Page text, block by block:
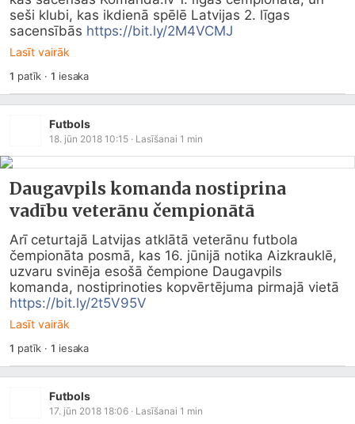
seši klubi, kas ikdienā spēlē Latvijas 2. līgas
sacensībās https://bit.ly/2M4VCMJ
Lasīt vairāk
1 patīk ·1 iesaka
Futbols
18. jūn 2018 10:15 · Lasīšanai 1 min
Daugavpils komanda nostiprina
vadību veterānu čempionātā
Arī ceturtajā Latvijas atklātā veterānu futbola
čempionāta posmā, kas 16. jūnijā notika Aizkrauklē,
uzvaru svinēja esošā čempione Daugavpils
https://bit.ly/2t5V95V
Lasīt vairāk
1 patīk ·1 iesaka
Futbols
17. jūn 2018 18:06 · Lasīšanai 1 min